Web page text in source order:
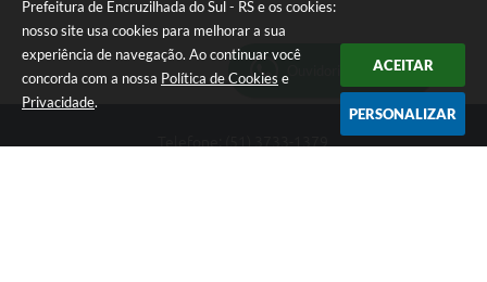
Prefeitura de Encruzilhada do Sul - RS e os cookies:
nosso site usa cookies para melhorar a sua
experiência de navegação. Ao continuar você
concorda com a nossa Política de Cookies e
Privacidade.
ACEITAR
PERSONALIZAR
Ouvidoria Municipal